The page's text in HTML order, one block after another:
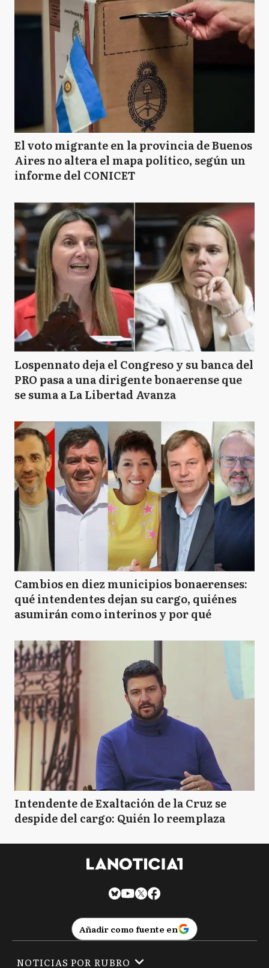
El voto migrante en la provincia de Buenos
Aires no altera el mapa político, según un
informe del CONICET
Lospennato deja el Congreso y su banca del
PRO pasa a una dirigente bonaerense que
se suma a La Libertad Avanza
Cambios en diez municipios bonaerenses:
qué intendentes dejan su cargo, quiénes
asumirán como interinos y por qué
Intendente de Exaltación de la Cruz se
despide del cargo: Quién lo reemplaza
Añadir como fuente en
NOTICIAS POR RUBRO